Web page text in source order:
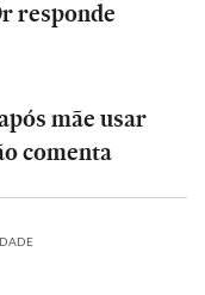
responde
mãe usar
comenta